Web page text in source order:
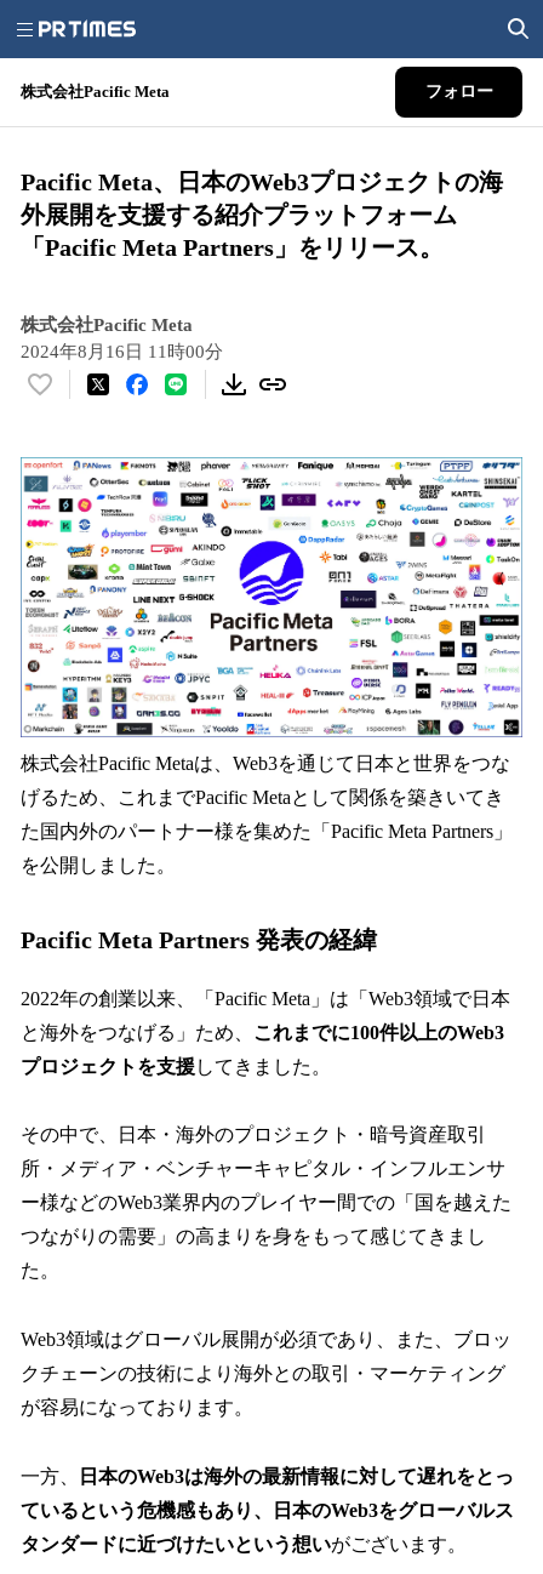
株式会社Pacific Meta フォロー
Pacific Meta、日本のWeb3プロジェクトの海
外展開を支援する紹介プラットフォーム
「Pacific Meta Partners」をリリース。
株式会社Pacific Meta
2024年8月16日 11時00分
い
！
数
を
読
み
込
み
中
で
す
株式会社Pacific Metaは、Web3を通じて日本と世界をつな
げるため、これまでPacific Metaとして関係を築きいてき
た国内外のパートナー様を集めた「Pacific Meta Partners」
を公開しました。
Pacific Meta Partners 発表の経緯
2022年の創業以来、「Pacific Meta」は「Web3領域で日本
と海外をつなげる」ため、 これまでに100件以上のWeb3
プロジェクトを支援してきました。
その中で、日本・海外のプロジェクト・暗号資産取引
所・メディア・ベンチャーキャピタル・インフルエンサ
ー様などのWeb3業界内のプレイヤー間での「国を越えた
つながりの需要」の高まりを身をもって感じてきまし
た。
Web3領域はグローバル展開が必須であり、また、ブロッ
クチェーンの技術により海外との取引・マーケティング
が容易になっております。
一方、
日本のWeb3は海外の最新情報に対して遅れをとっ
ているという危機感もあり、日本のWeb3をグローバルス
タンダードに近づけたいという想いがございます。